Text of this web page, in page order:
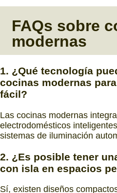
FAQs sobre
modernas
1. ¿Qué tecnología
cocinas modernas
fácil?
Las cocinas modernas
electrodomésticos
sistemas de iluminación
2. ¿Es posible tener
con isla en espacios
Sí, existen diseños